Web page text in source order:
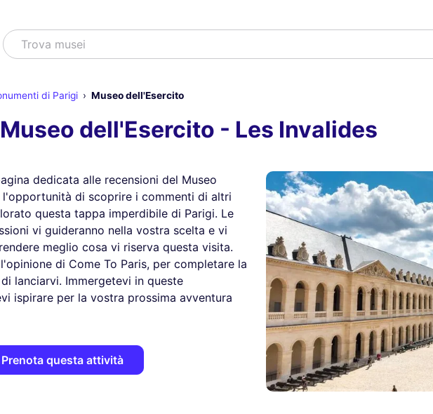
Cercare
Trova musei
di Parigi Museo dell'Esercito
dell'Esercito - Les Invalides
dedicata alle recensioni del Museo
l'opportunità di scoprire i commenti di altri
questa tappa imperdibile di Parigi. Le
vi guideranno nella vostra scelta e vi
meglio cosa vi riserva questa visita.
di Come To Paris, per completare la
lanciarvi. Immergetevi in queste
ispirare per la vostra prossima avventura
Prenota questa attività